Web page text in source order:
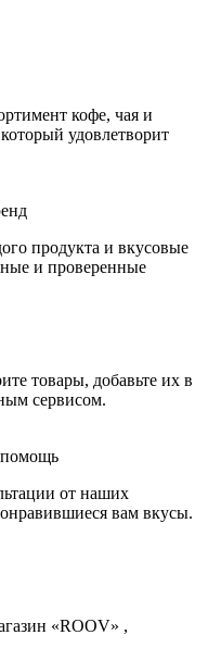
кофе, чая и
удовлетворит
продукта и вкусовые
и проверенные
товары, добавьте их в
сервисом.
помощь
от наших
вам вкусы.
«ROOV» ,